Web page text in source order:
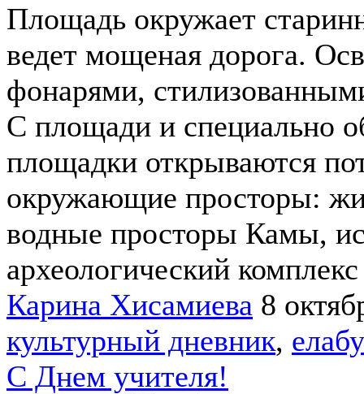
Площадь окружает
ведет мощеная дорога.
фонарями,
С площади и специально
площадки открываются
окружающие просторы:
водные просторы Камы,
археологический
Карина Хисамиева 8
культурный дневник,
С Днем учителя!